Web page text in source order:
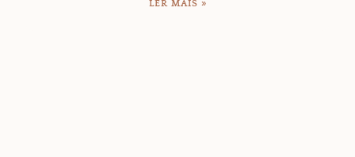
LER MAIS »